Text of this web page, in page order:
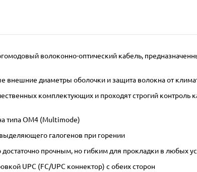
волоконно-оптический кабель,
внешние диаметры оболочки и защита волокна от
комплектующих и проходят строгий контроль
типа OM4 (Multimode)
галогенов при горении
прочным, но гибким для прокладки в любых
UPC (FC/UPC коннектор) с обеих сторон